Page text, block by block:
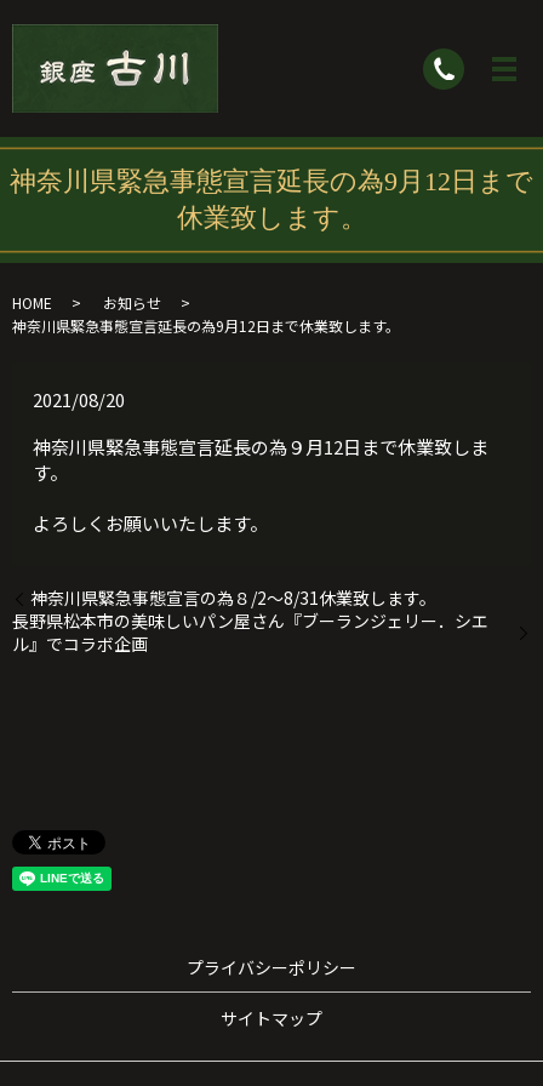
神奈川県緊急事態宣言延長の為9月12日まで
休業致します。
HOME
お知らせ
神奈川県緊急事態宣言延長の為9月12日まで休業致します。
2021/08/20
神奈川県緊急事態宣言延長の為９月12日まで休業致しま
す。
よろしくお願いいたします。
神奈川県緊急事態宣言の為８/2～8/31休業致します。
長野県松本市の美味しいパン屋さん『ブーランジェリー．シエ
ル』でコラボ企画
プライバシーポリシー
サイトマップ